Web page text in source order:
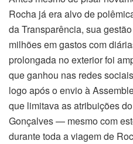
Rocha já era alvo de
da Transparência, sua
milhões em gastos com
prolongada no exterior foi
que ganhou nas redes
logo após o envio à
que limitava as atribuições
Gonçalves — mesmo com
durante toda a viagem de